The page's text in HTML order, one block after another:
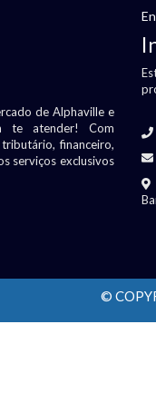
de Alphaville e
te atender! Com
financeiro,
serviços exclusivos
©